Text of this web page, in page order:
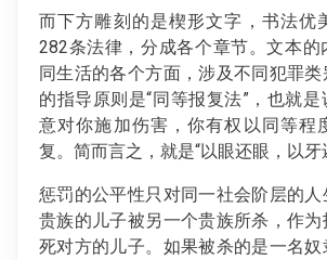
而下方雕刻的是楔形文字，书法优
282条法律，分成各个章节。文本的
同生活的各个方面，涉及不同犯罪
的指导原则是“同等报复法”，也就
意对你施加伤害，你有权以同等程
复。简而言之，就是“以眼还眼，以牙
惩罚的公平性只对同一社会阶层的
贵族的儿子被另一个贵族所杀，作
死对方的儿子。如果被杀的是一名奴